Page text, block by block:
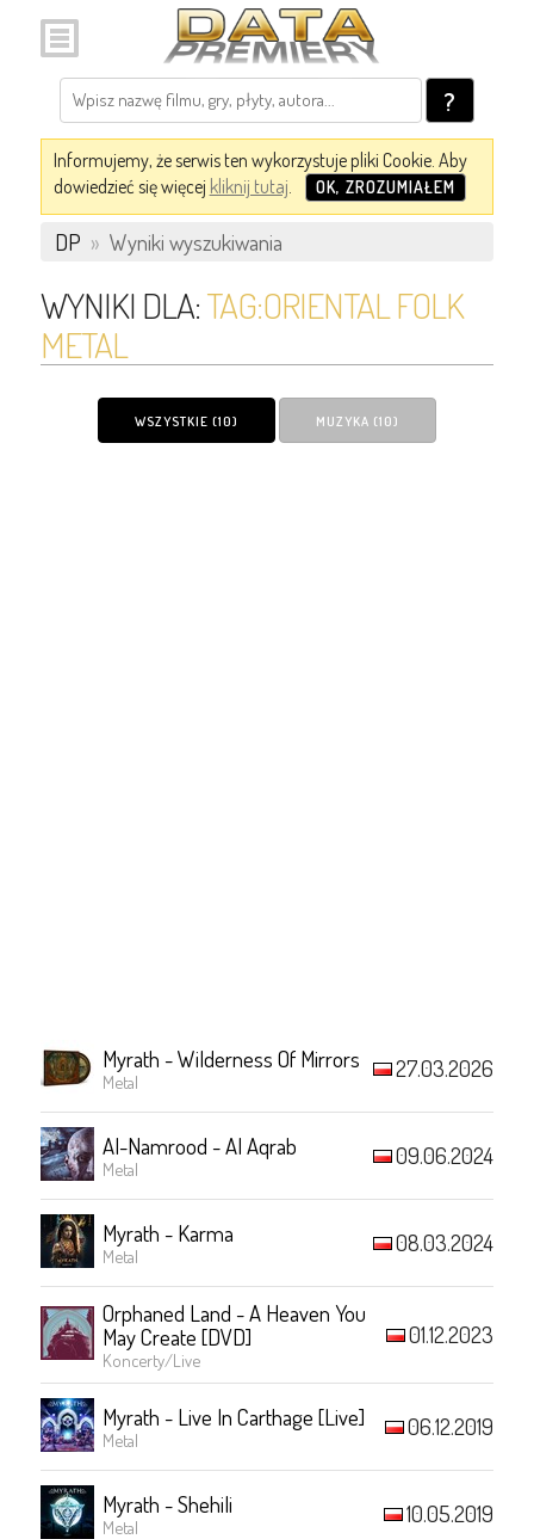
?
Informujemy, że serwis ten wykorzystuje pliki Cookie. Aby
dowiedzieć się więcej kliknij tutaj. OK, ZROZUMIAŁEM
DP » Wyniki wyszukiwania
WYNIKI DLA:TAG:ORIENTAL FOLK
METAL
WSZYSTKIE (10) MUZYKA (10)
Myrath - Wilderness Of Mirrors
Metal 27.03.2026
Al-Namrood - Al Aqrab
Metal 09.06.2024
Myrath - Karma
Metal 08.03.2024
Orphaned Land - A Heaven You
May Create [DVD]
Koncerty/Live
01.12.2023
Myrath - Live In Carthage [Live]
Metal 06.12.2019
Myrath - Shehili
Metal 10.05.2019